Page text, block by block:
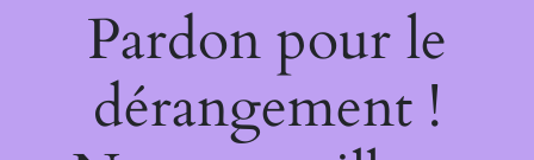
Pardon pour le
dérangement !